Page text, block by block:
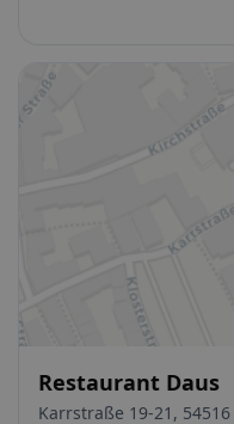
Restaurant Daus
Karrstraße 19-21,